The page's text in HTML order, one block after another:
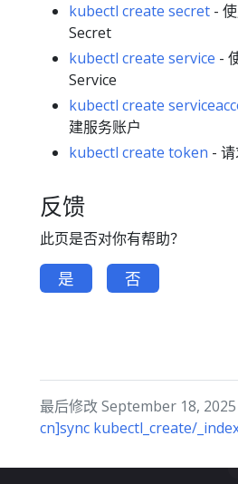
kubectl create secret -
Secret
kubectl create service -
Service
kubectl create
建服务账户
kubectl create token -
反馈
此页是否对你有帮助？
是 否
最后修改 September 18,
cn]sync kubectl_create/